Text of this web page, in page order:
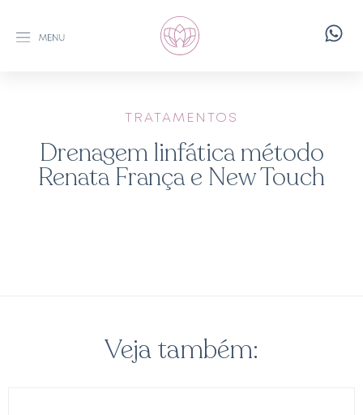
TRATAMENTOS
Drenagem linfática método
Renata França e New Touch
Veja também: